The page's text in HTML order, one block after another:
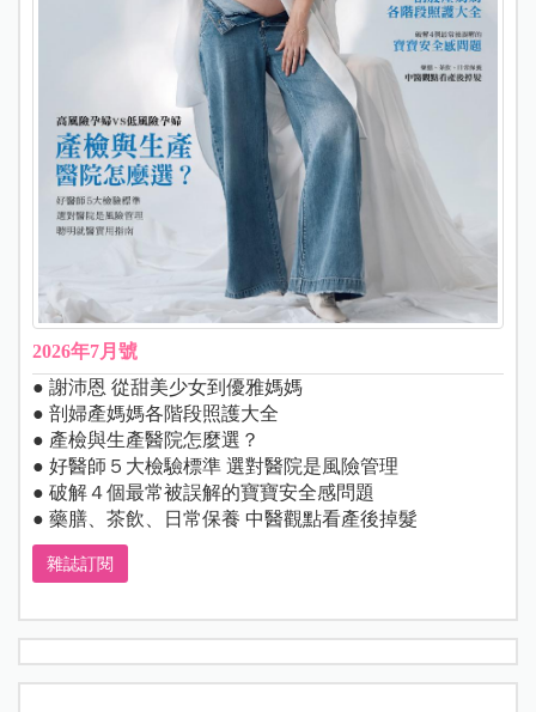
2026年7月號
● 謝沛恩 從甜美少女到優雅媽媽
● 剖婦產媽媽各階段照護大全
● 產檢與生產醫院怎麼選？
● 好醫師５大檢驗標準 選對醫院是風險管理
● 破解４個最常被誤解的寶寶安全感問題
● 藥膳、茶飲、日常保養 中醫觀點看產後掉髮
雜誌訂閱